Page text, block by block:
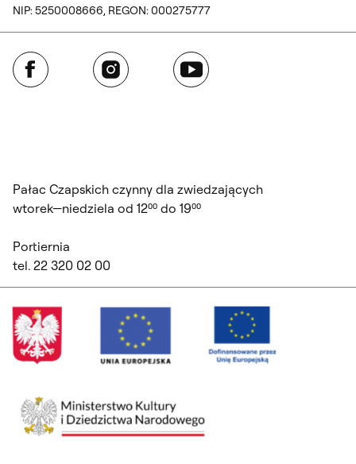
NIP: 5250008666, REGON: 000275777
Facebook Instagram YouTube
Pałac Czapskich czynny dla zwiedzających
wtorek—niedziela od 12⁰⁰ do 19⁰⁰
Portiernia
tel. 22 320 02 00